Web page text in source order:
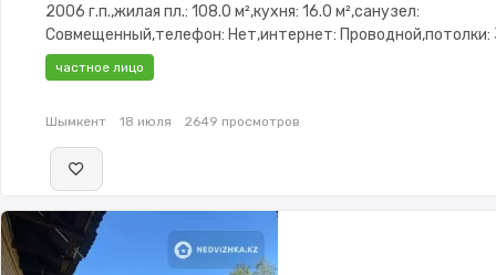
2006 г.п.,жилая пл.: 108.0 м²,кухня: 16.0 м²,санузел:
Совмещенный,телефон: Нет,интернет: Проводной,потолки:
частное лицо
Шымкент 18 июля 2649 просмотров